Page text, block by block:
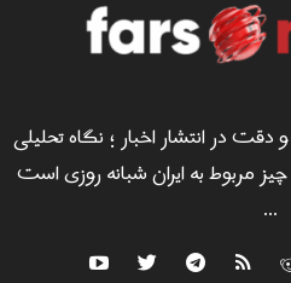
نیوز 24 سرعت و دقت در انتشار اخبار ؛ نگاه تحلیلی
مربوط به ایران شبانه روزی است
...